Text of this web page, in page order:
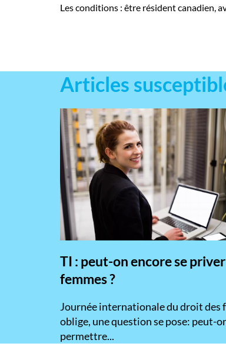
Les conditions : être résident canadien,
Articles
TI : peut-on encore se
femmes ?
​Journée internationale du droit des
oblige, une question se pose: peut-
permettre...